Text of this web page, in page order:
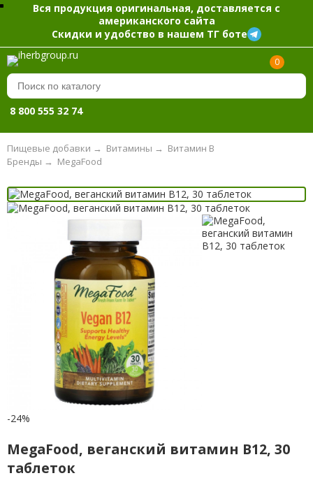
Вся продукция оригинальная, доставляется с
американского сайта
Скидки и удобство в нашем ТГ боте
0
8 800 555 32 74
Пищевые добавки → Витамины → Витамин B
MegaFood
Бренды →
-24%
MegaFood, веганский витамин B12, 30
таблеток